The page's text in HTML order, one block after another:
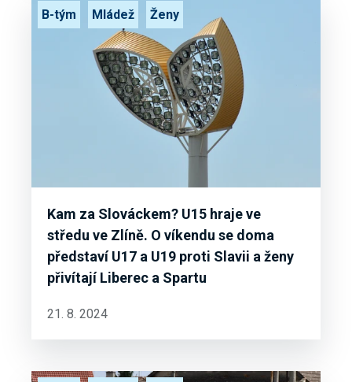
Kam za Slováckem? U15 hraje ve
středu ve Zlíně. O víkendu se doma
představí U17 a U19 proti Slavii a ženy
přivítají Liberec a Spartu
B-tým Mládež Ženy
21. 8. 2024